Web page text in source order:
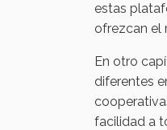
estas
ofrezcan el
En otro
diferentes
facilidad a